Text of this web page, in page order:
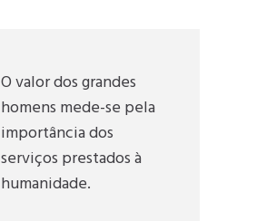
O valor dos grandes
homens mede-se pela
importância dos
serviços prestados à
humanidade.